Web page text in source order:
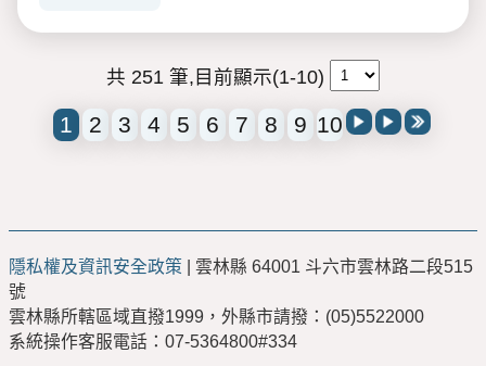
共 251 筆,目前顯示(1-10)
1 2 3 4 5 6 7 8 9 10
隱私權及資訊安全政策 | 雲林縣 64001 斗六市雲林路二段515
號
雲林縣所轄區域直撥1999，外縣市請撥：(05)5522000
系統操作客服電話：07-5364800#334